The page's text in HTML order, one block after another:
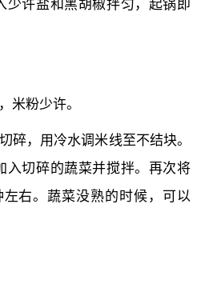
少许盐和黑胡椒拌匀，起锅即
米粉少许。
碎，用冷水调米线至不结块。
入切碎的蔬菜并搅拌。再次将
右。蔬菜没熟的时候，可以